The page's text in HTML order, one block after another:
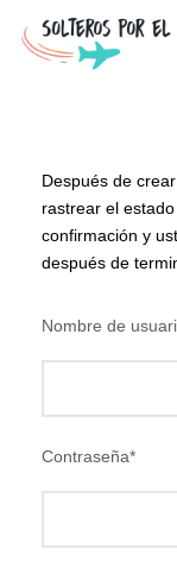
Después de
rastrear el
confirmación y
después de
Nombre de
Contraseña*